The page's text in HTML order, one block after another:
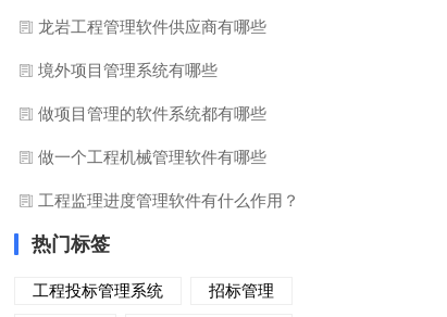
龙岩工程管理软件供应商有哪些
境外项目管理系统有哪些
做项目管理的软件系统都有哪些
做一个工程机械管理软件有哪些
工程监理进度管理软件有什么作用？
热门标签
工程投标管理系统
招标管理